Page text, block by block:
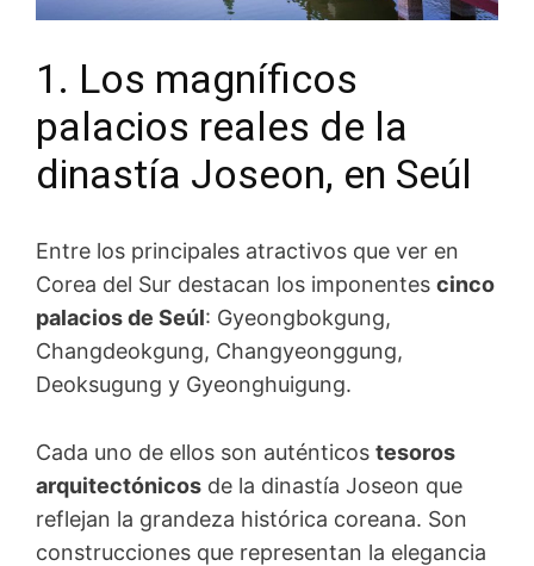
1. Los magníficos
palacios reales de la
dinastía Joseon, en Seúl
Entre los principales atractivos que ver en
Corea del Sur destacan los imponentes cinco
palacios de Seúl: Gyeongbokgung,
Changdeokgung, Changyeonggung,
Deoksugung y Gyeonghuigung.
Cada uno de ellos son auténticos tesoros
arquitectónicos de la dinastía Joseon que
reflejan la grandeza histórica coreana. Son
construcciones que representan la elegancia